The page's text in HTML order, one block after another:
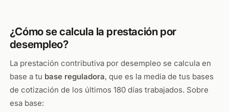
¿Cómo se calcula la prestación por
desempleo?
La prestación contributiva por desempleo se calcula en
base a tu base reguladora, que es la media de tus bases
de cotización de los últimos 180 días trabajados. Sobre
esa base: